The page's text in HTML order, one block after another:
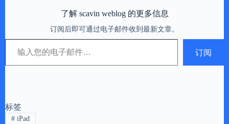
了解 scavin weblog 的更多信息
订阅后即可通过电子邮件收到最新文章。
输入您的电子邮件…
订阅
标签
#iPad